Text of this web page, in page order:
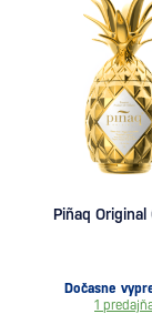
Piñaq Original
Dočasne
1